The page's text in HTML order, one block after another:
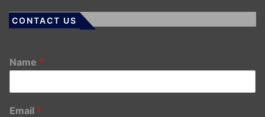
CONTACT US
Name *
Email *